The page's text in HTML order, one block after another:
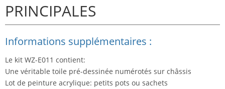
PRINCIPALES
Informations supplémentaires :
Le kit WZ-E011 contient:
Une véritable toile pré-dessinée numérotés sur châssis
Lot de peinture acrylique: petits pots ou sachets